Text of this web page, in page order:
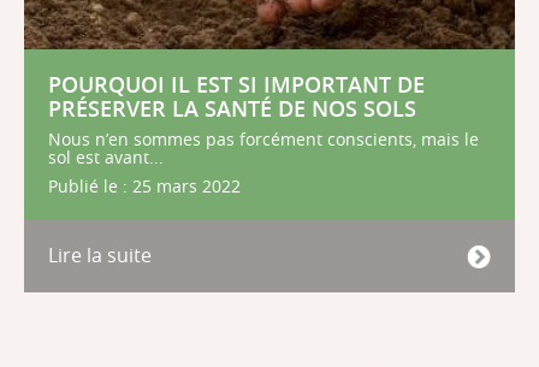
POURQUOI IL EST SI IMPORTANT DE
PRÉSERVER LA SANTÉ DE NOS SOLS
Nous n’en sommes pas forcément conscients, mais le
sol est avant...
Publié le : 25 mars 2022
Lire la suite